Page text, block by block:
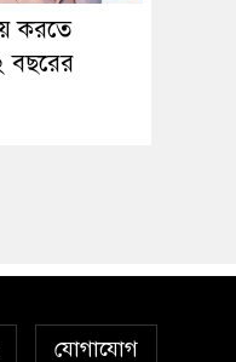
করতে
বছরের
যোগাযোগ